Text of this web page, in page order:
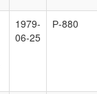
1979-
06-25
Р-880